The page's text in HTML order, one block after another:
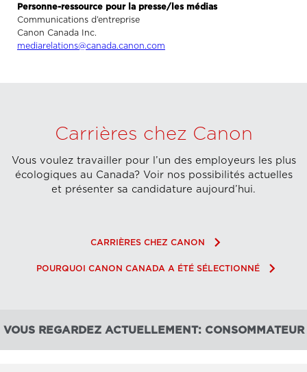
Personne-ressource pour la presse/les médias
Communications d’entreprise
Canon Canada Inc.
mediarelations@canada.canon.com
Carrières chez Canon
Vous voulez travailler pour l’un des employeurs les plus
écologiques au Canada? Voir nos possibilités actuelles
et présenter sa candidature aujourd’hui.
CARRIÈRES CHEZ CANON keyboard_arrow_right
POURQUOI CANON CANADA A ÉTÉ SÉLECTIONNÉ keyboard_arrow_right
VOUS REGARDEZ ACTUELLEMENT: CONSOMMATEUR